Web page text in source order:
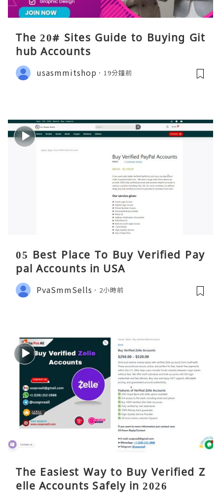
The 20# Sites Guide to Buying Git
hub Accounts
usasmmitshop 19分鐘前
05 Best Place To Buy Verified Pay
pal Accounts in USA
PvaSmmSells 2小時前
The Easiest Way to Buy Verified Z
elle Accounts Safely in 2026